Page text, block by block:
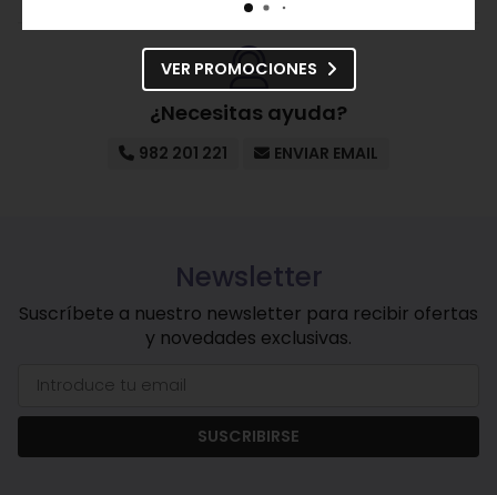
¿Necesitas ayuda?
982 201 221 ENVIAR EMAIL
Newsletter
Suscríbete a nuestro newsletter para recibir ofertas
y novedades exclusivas.
SUSCRIBIRSE
VER PROMOCIONES